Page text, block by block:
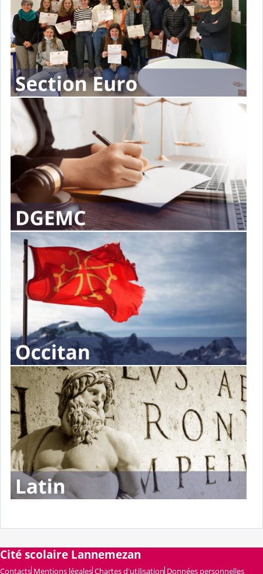
Cité scolaire Lannemezan
Contacts Mentions légales Chartes d'utilisation Données personnelles